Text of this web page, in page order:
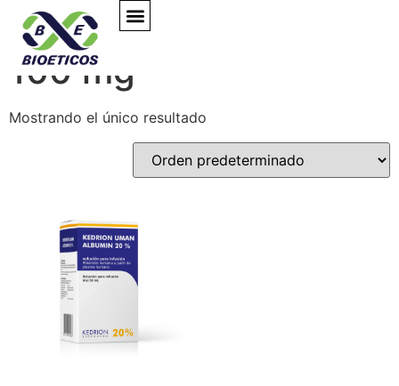
Albumina Humana
100 mg
Mostrando el único resultado